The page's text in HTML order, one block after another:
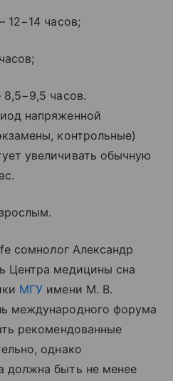
12−14 часов;
часов.
напряженной
контрольные)
увеличивать обычную
сомнолог Александр
Центра медицины сна
МГУ имени М. В.
международного форума
рекомендованные
однако
должна быть не менее